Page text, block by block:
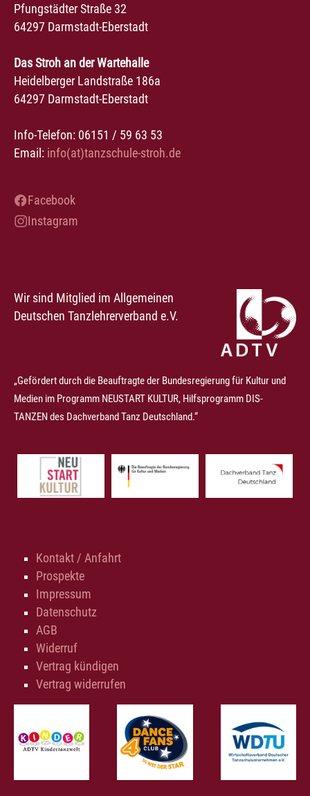
Pfungstädter Straße 32
64297 Darmstadt-Eberstadt
Das Stroh an der Wartehalle
Heidelberger Landstraße 186a
64297 Darmstadt-Eberstadt
Info-Telefon: 06151 / 59 63 53
Email: info(at)tanzschule-stroh.de
Facebook
Instagram
Wir sind Mitglied im Allgemeinen
Deutschen Tanzlehrerverband e.V.
„Gefördert durch die Beauftragte der Bundesregierung für Kultur und
Medien im Programm NEUSTART KULTUR, Hilfsprogramm DIS-
TANZEN des Dachverband Tanz Deutschland.“
Kontakt / Anfahrt
Prospekte
Impressum
Datenschutz
AGB
Widerruf
Vertrag kündigen
Vertrag widerrufen